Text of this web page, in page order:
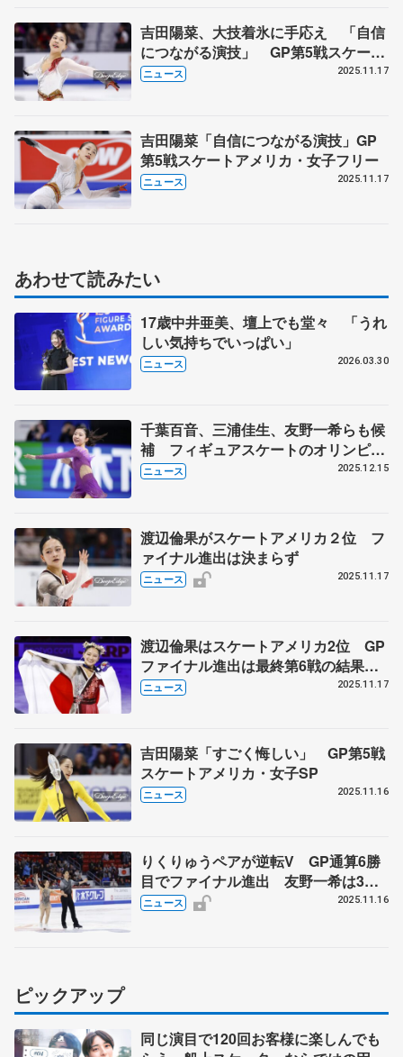
吉田陽菜、大技着氷に手応え 「自信
につながる演技」 GP第5戦スケート
アメリカ・女子フリー
ニュース 2025.11.17
吉田陽菜「自信につながる演技」GP
第5戦スケートアメリカ・女子フリー
ニュース 2025.11.17
あわせて読みたい
17歳中井亜美、壇上でも堂々 「うれ
しい気持ちでいっぱい」
ニュース 2026.03.30
千葉百音、三浦佳生、友野一希らも候
補 フィギュアスケートのオリンピッ
ク代表選考
ニュース 2025.12.15
渡辺倫果がスケートアメリカ２位 フ
ァイナル進出は決まらず
ニュース 2025.11.17
渡辺倫果はスケートアメリカ2位 GP
ファイナル進出は最終第6戦の結果待
ちに 吉田陽菜9位、樋口新葉11位
ニュース 2025.11.17
吉田陽菜「すごく悔しい」 GP第5戦
スケートアメリカ・女子SP
ニュース 2025.11.16
りくりゅうペアが逆転V GP通算6勝
目でファイナル進出 友野一希は3位
表彰台 女子SPで渡辺倫果トップ
ニュース 2025.11.16
ピックアップ
同じ演目で120回お客様に楽しんでも